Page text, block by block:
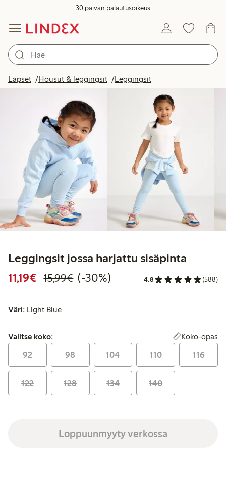
30 päivän palautusoikeus
Lapset Housut & leggingsit LeggingsitTuotteet kuvassa
Leggingsit jossa harjattu sisäpinta
11,19€ Alennettu hinta: 11,19 €
15,99€Normaalihinta: 15,99 €
30% alennus
(-30%) 4.8 (588)
Väri: Light Blue
Valitse koko:
Valitse koko: Koko-opas
92 98 104 110 116
122 128 134 140
Loppuunmyyty verkossa